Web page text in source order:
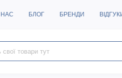
БЛОГ БРЕНДИ